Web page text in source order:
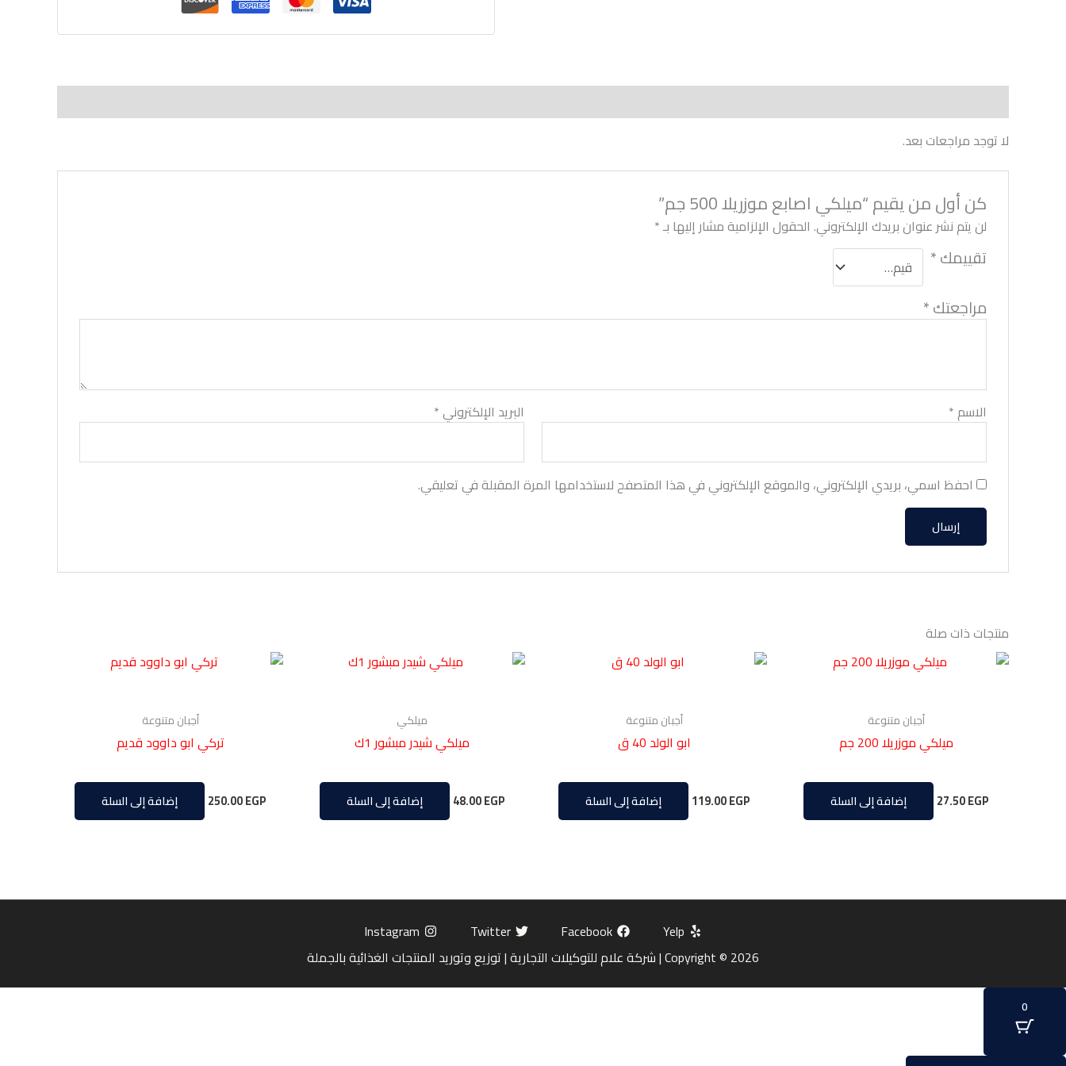
لا توجد مراجعات بعد.
كن أول من يقيم “ميلكي اصابع موزريلا 500 جم”
لن يتم نشر عنوان بريدك الإلكتروني. الحقول الإلزامية مشار إليها بـ*
تقييمك*
مراجعتك*
الاسم* البريد الإلكتروني*
احفظ اسمي، بريدي الإلكتروني، والموقع الإلكتروني في هذا المتصفح لاستخدامها المرة المقبلة في تعليقي.
منتجات ذات صلة
أجبان متنوعة
ميلكي موزريلا 200 جم
27.50EGP إضافة إلى السلة
أجبان متنوعة
ابو الولد 40 ق
119.00EGP إضافة إلى السلة
ميلكي
ميلكي شيدر مبشور 1ك
48.00EGP إضافة إلى السلة
أجبان متنوعة
تركي ابو داوود قديم
250.00EGP إضافة إلى السلة
Yelp
Facebook
Twitter
Instagram
Copyright © 2026 | شركة علام للتوكيلات التجارية | توزيع وتوريد المنتجات الغذائية بالجملة
0